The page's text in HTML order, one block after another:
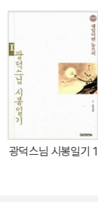
인-소설 경허』,『우
을 봐야지 손가락
아서-전강 선사 평전
광덕스님 시봉일기 1